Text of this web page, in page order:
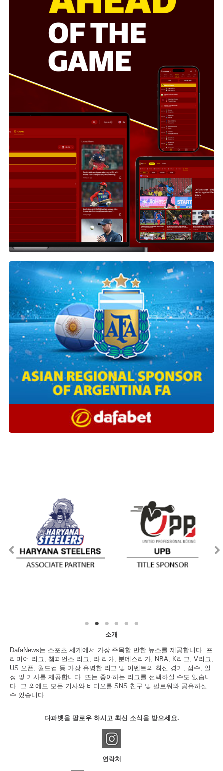
소개
DafaNews는 스포츠 세계에서 가장 주목할 만한 뉴스를 제공합니다. 프
리미어 리그, 챔피언스 리그, 라 리가, 분데스리가, NBA, K리그, V리그,
US 오픈, 월드컵 등 가장 유명한 리그 및 이벤트의 최신 경기, 점수, 일
정 및 기사를 제공합니다. 또는 좋아하는 리그를 선택하실 수도 있습니
다. 그 외에도 모든 기사와 비디오를 SNS 친구 및 팔로워와 공유하실
수 있습니다.
다파벳을 팔로우 하시고 최신 소식을 받으세요.
연락처